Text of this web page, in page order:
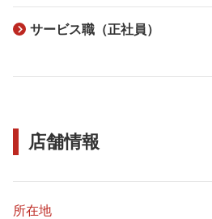
サービス職（正社員）
店舗情報
所在地